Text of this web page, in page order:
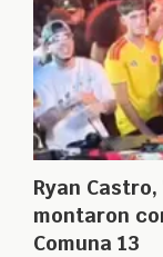
Ryan
montaron
Comuna 13